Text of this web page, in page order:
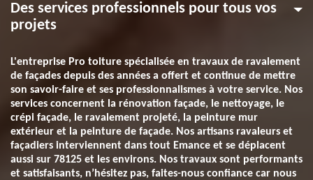
Des services professionnels pour tous vos
projets
L'entreprise Pro toiture spécialisée en travaux de ravalement
de façades depuis des années a offert et continue de mettre
son savoir-faire et ses professionnalismes à votre service. Nos
services concernent la rénovation façade, le nettoyage, le
crépi façade, le ravalement projeté, la peinture mur
extérieur et la peinture de façade. Nos artisans ravaleurs et
façadiers interviennent dans tout Emance et se déplacent
aussi sur 78125 et les environs. Nos travaux sont performants
et satisfaisants, n’hésitez pas, faites-nous confiance car nous